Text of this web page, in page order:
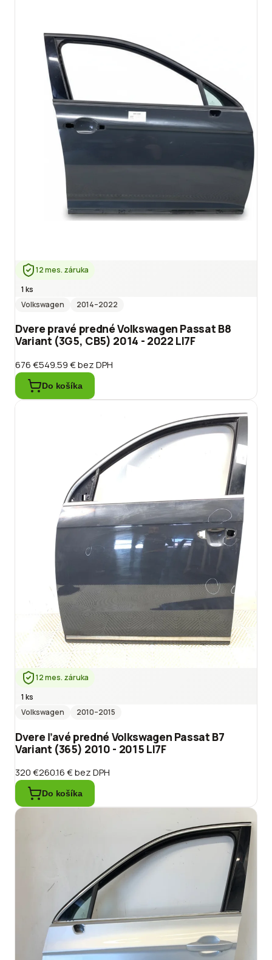
12 mes. záruka
1 ks
Volkswagen
2014–2022
Dvere pravé predné Volkswagen Passat B8
Variant (3G5, CB5) 2014 - 2022 LI7F
676 €549.59 €bez DPH
Do košíka
12 mes. záruka
1 ks
Volkswagen
2010–2015
Dvere ľavé predné Volkswagen Passat B7
Variant (365) 2010 - 2015 LI7F
320 €260.16 €bez DPH
Do košíka